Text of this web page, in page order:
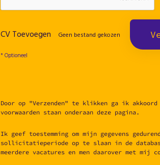
CV Toevoegen Geen bestand gekozen
* Optioneel
Door op "Verzenden" te klikken ga ik akkoord
voorwaarden staan onderaan deze pagina.
Ik geef toestemming om mijn gegevens
sollicitatieperiode op te slaan in de
meerdere vacatures en men daarover met mij